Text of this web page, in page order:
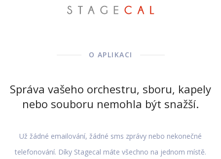
O APLIKACI
Správa vašeho orchestru, sboru, kapely
nebo souboru nemohla být snažší.
Už žádné emailování, žádné sms zprávy nebo nekonečné
telefonování. Díky Stagecal máte všechno na jednom místě.